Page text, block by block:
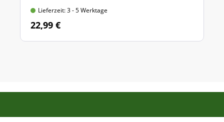
Lieferzeit: 3 - 5 Werktage
22,99 €